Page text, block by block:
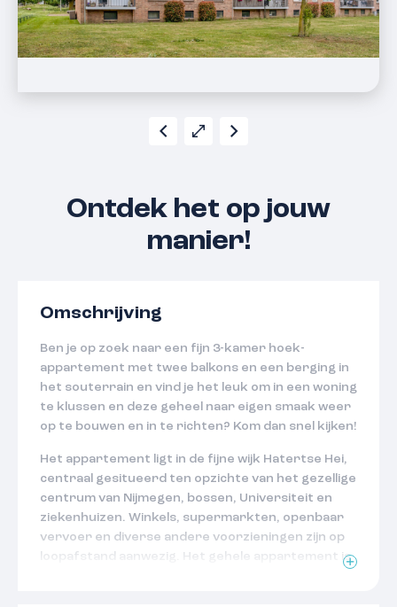
Ontdek het op jouw
manier!
Omschrijving
Ben je op zoek naar een fijn 3-kamer hoek-
appartement met twee balkons en een berging in
het souterrain en vind je het leuk om in een woning
te klussen en deze geheel naar eigen smaak weer
op te bouwen en in te richten? Kom dan snel kijken!
Het appartement ligt in de fijne wijk Hatertse Hei,
centraal gesitueerd ten opzichte van het gezellige
centrum van Nijmegen, bossen, Universiteit en
ziekenhuizen. Winkels, supermarkten, openbaar
vervoer en diverse andere voorzieningen zijn op
loopafstand aanwezig. Het gehele appartement is